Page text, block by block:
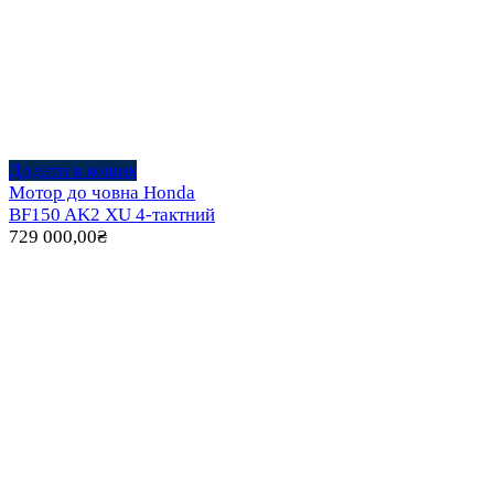
Додати в кошик
Мотор до човна Honda
BF150 AK2 XU 4-тактний
729 000,00₴